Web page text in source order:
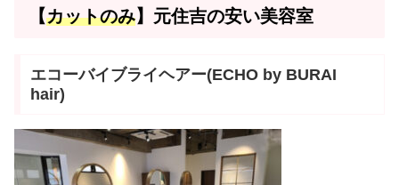
【カットのみ】元住吉の安い美容室
エコーバイブライヘアー(ECHO by BURAI
hair)